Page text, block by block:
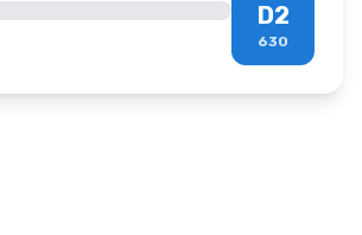
D2
630